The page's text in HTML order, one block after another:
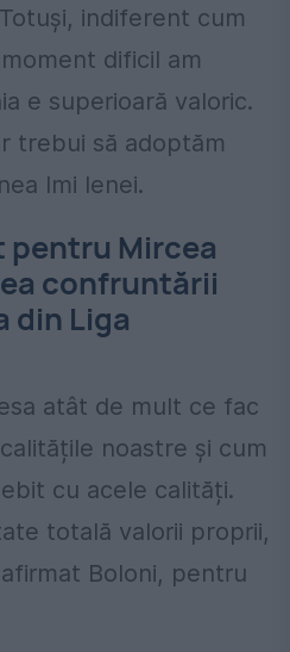
indiferent cum
dificil am
e superioară valoric.
trebui să adoptăm
Imi Ienei.
pentru Mircea
confruntării
din Liga
atât de mult ce fac
noastre și cum
cu acele calități.
totală valorii proprii,
Boloni, pentru